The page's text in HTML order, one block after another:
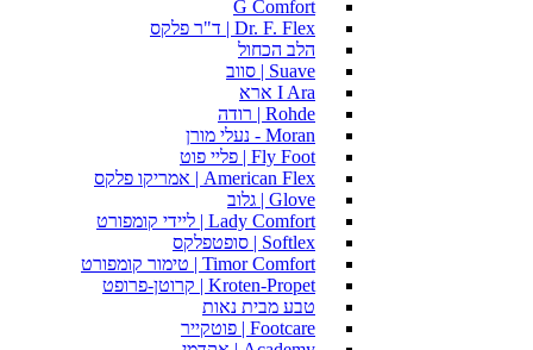
G Comfort
Dr. F. Flex | ד"ר פלקס
הלב הכחול
Suave | סווב
I Ara ארא
Rohde | רודה
Moran - נעלי מורן
Fly Foot | פליי פוט
American Flex | אמריקו פלקס
Glove | גלוב
Lady Comfort | ליידי קומפורט
Softlex | סופטפלקס
Timor Comfort | טימור קומפורט
Kroten-Propet | קרוטן-פרופט
טבע מבית נאות
Footcare | פוטקייר